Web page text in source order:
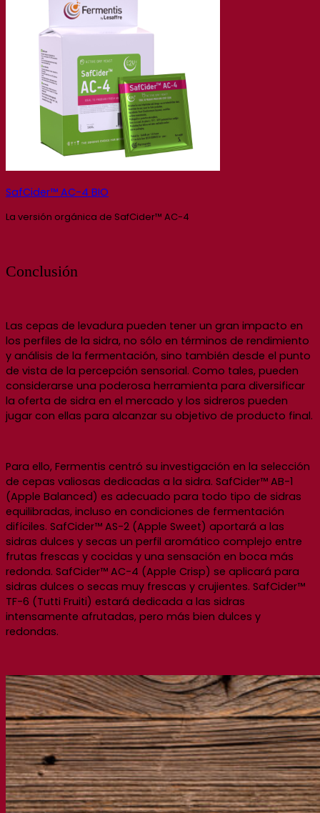
SafCider™ AC-4 BIO
La versión orgánica de SafCider™ AC-4
Conclusión
Las cepas de levadura pueden tener un gran impacto en
los perfiles de la sidra, no sólo en términos de rendimiento
y análisis de la fermentación, sino también desde el punto
de vista de la percepción sensorial. Como tales, pueden
considerarse una poderosa herramienta para diversificar
la oferta de sidra en el mercado y los sidreros pueden
jugar con ellas para alcanzar su objetivo de producto final.
Para ello, Fermentis centró su investigación en la selección
de cepas valiosas dedicadas a la sidra. SafCider™ AB-1
(Apple Balanced) es adecuado para todo tipo de sidras
equilibradas, incluso en condiciones de fermentación
difíciles. SafCider™ AS-2 (Apple Sweet) aportará a las
sidras dulces y secas un perfil aromático complejo entre
frutas frescas y cocidas y una sensación en boca más
redonda. SafCider™ AC-4 (Apple Crisp) se aplicará para
sidras dulces o secas muy frescas y crujientes. SafCider™
TF-6 (Tutti Fruiti) estará dedicada a las sidras
intensamente afrutadas, pero más bien dulces y
redondas.